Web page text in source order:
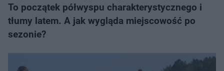
To początek półwyspu charakterystycznego i
tłumy latem. A jak wygląda miejscowość po
sezonie?